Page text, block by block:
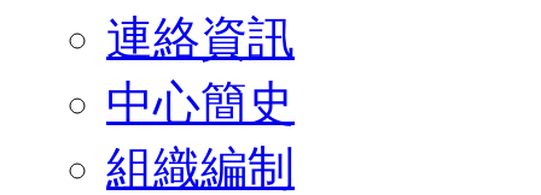
連絡資訊
中心簡史
組織編制